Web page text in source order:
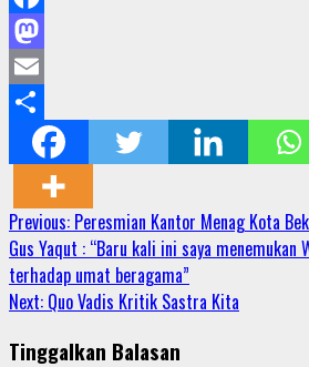
Facebook
Mastodon
Email
Share
Continue
Reading
Previous: Peresmian Kantor Menag Kota
Gus Yaqut : “Baru kali ini saya menemukan
terhadap umat beragama”
Next: Quo Vadis Kritik Sastra Kita
Tinggalkan Balasan